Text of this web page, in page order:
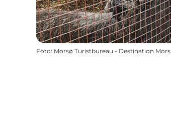
Foto: Morsø Turistbureau - Destination Mors